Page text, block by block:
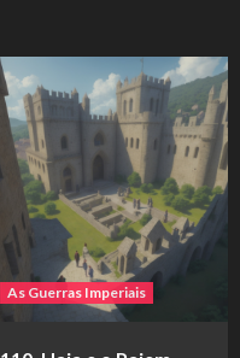
As Guerras Imperiais